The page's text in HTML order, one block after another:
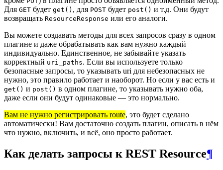
Для GET будет get() , для POST будет post() и т.д. Они будут
возвращать ResourceResponse или его аналоги.
Вы можете создавать методы для всех запросов сразу в одном
плагине и даже обрабатывать как вам нужно каждый
индивидуально. Единственное, не забывайте указать
корректный uri_paths. Если вы используете только
безопасные запросы, то указывать uri для небезопасных не
нужно, это правило работает и наоборот. Но если у вас есть и
get() и post() в одном плагине, то указывать нужно оба,
даже если они будут одинаковые — это нормально.
Вам не нужно регистрировать route, это будет сделано
автоматически! Вам достаточно создать плагин, описать в нём
что нужно, включить, и всё, оно просто работает.
Как делать запросы к REST Resource¶